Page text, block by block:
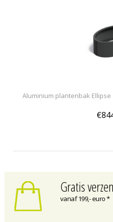
Aluminium plantenbak
Gratis
vanaf 199,- euro *